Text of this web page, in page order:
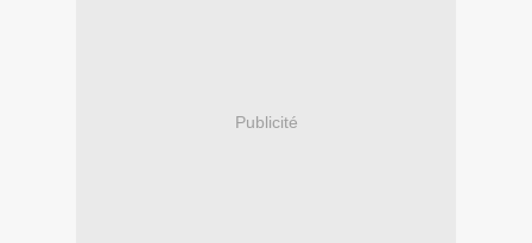
Publicité